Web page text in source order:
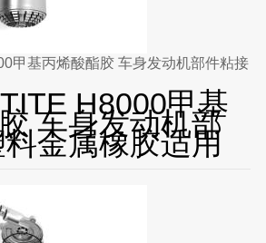
甲基丙烯酸酯胶 车身发动机部件粘接
H8000甲基
车身发动机部
金属橡胶适用